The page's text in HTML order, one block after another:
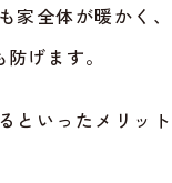
全体が暖かく、
げます。
といったメリット